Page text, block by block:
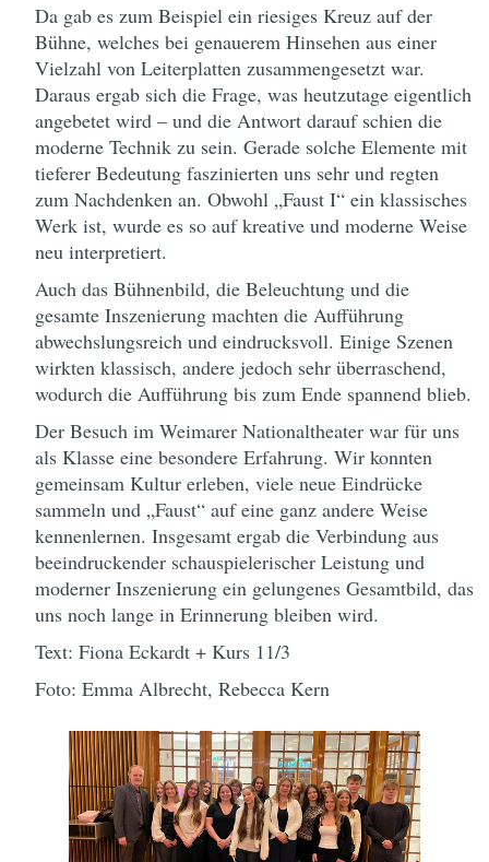
Da gab es zum Beispiel ein riesiges Kreuz auf der
Bühne, welches bei genauerem Hinsehen aus einer
Vielzahl von Leiterplatten zusammengesetzt war.
Daraus ergab sich die Frage, was heutzutage eigentlich
angebetet wird – und die Antwort darauf schien die
moderne Technik zu sein. Gerade solche Elemente mit
tieferer Bedeutung faszinierten uns sehr und regten
zum Nachdenken an. Obwohl „Faust I“ ein klassisches
Werk ist, wurde es so auf kreative und moderne Weise
neu interpretiert.
Auch das Bühnenbild, die Beleuchtung und die
gesamte Inszenierung machten die Aufführung
abwechslungsreich und eindrucksvoll. Einige Szenen
wirkten klassisch, andere jedoch sehr überraschend,
wodurch die Aufführung bis zum Ende spannend blieb.
Der Besuch im Weimarer Nationaltheater war für uns
als Klasse eine besondere Erfahrung. Wir konnten
gemeinsam Kultur erleben, viele neue Eindrücke
sammeln und „Faust“ auf eine ganz andere Weise
kennenlernen. Insgesamt ergab die Verbindung aus
beeindruckender schauspielerischer Leistung und
moderner Inszenierung ein gelungenes Gesamtbild, das
uns noch lange in Erinnerung bleiben wird.
Text: Fiona Eckardt + Kurs 11/3
Foto: Emma Albrecht, Rebecca Kern